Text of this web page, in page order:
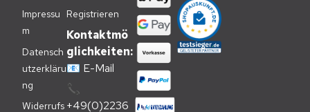
Impressu
m
Datensch
utzerkläru
ng
Widerrufs
Registrieren
Kontaktmö
glichkeiten:
📧 E-Mail
📞
+49(0)2236